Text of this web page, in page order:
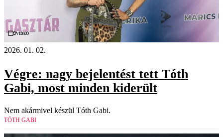
Videó
2026. 01. 02.
Végre: nagy bejelentést tett Tóth
Gabi, most minden kiderült
Nem akármivel készül Tóth Gabi.
TÓTH GABI